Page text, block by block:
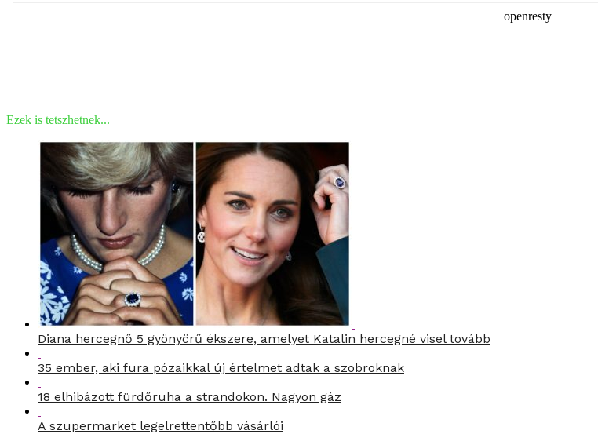
Ezek is tetszhetnek...
Diana hercegnő 5 gyönyörű ékszere, amelyet Katalin hercegné visel tovább
35 ember, aki fura pózaikkal új értelmet adtak a szobroknak
18 elhibázott fürdőruha a strandokon. Nagyon gáz
A szupermarket legelrettentőbb vásárlói